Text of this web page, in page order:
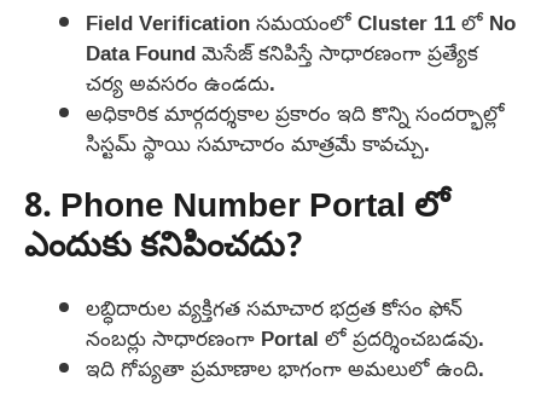
Field Verification సమయంలో Cluster 11 లో No
Data Found మెసేజ్ కనిపిస్తే సాధారణంగా ప్రత్యేక
చర్య అవసరం ఉండదు.
అధికారిక మార్గదర్శకాల ప్రకారం ఇది కొన్ని సందర్భాల్లో
సిస్టమ్ స్థాయి సమాచారం మాత్రమే కావచ్చు.
8. Phone Number Portal లో
ఎందుకు కనిపించదు?
లబ్ధిదారుల వ్యక్తిగత సమాచార భద్రత కోసం ఫోన్
నంబర్లు సాధారణంగా Portal లో ప్రదర్శించబడవు.
ఇది గోప్యతా ప్రమాణాల భాగంగా అమలులో ఉంది.